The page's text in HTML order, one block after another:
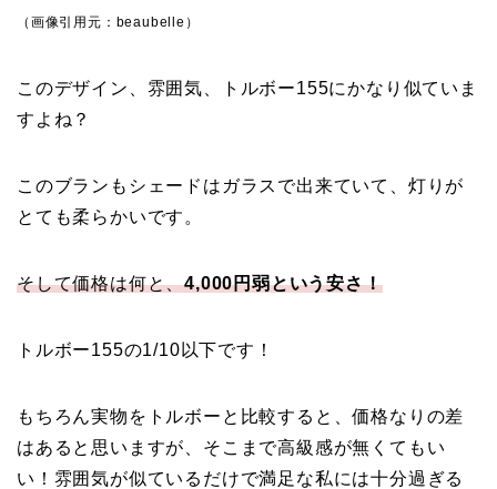
（画像引用元：beaubelle）
このデザイン、雰囲気、トルボー155にかなり似ていま
すよね？
このブランもシェードはガラスで出来ていて、灯りが
とても柔らかいです。
そして価格は何と、4,000円弱という安さ！
トルボー155の1/10以下です！
もちろん実物をトルボーと比較すると、価格なりの差
はあると思いますが、そこまで高級感が無くてもい
い！雰囲気が似ているだけで満足な私には十分過ぎる